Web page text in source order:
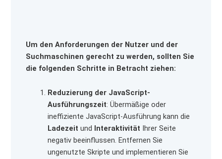
Um den Anforderungen der Nutzer und der
Suchmaschinen gerecht zu werden, sollten Sie
die folgenden Schritte in Betracht ziehen:
Reduzierung der JavaScript-
Ausführungszeit: Übermäßige oder
ineffiziente JavaScript-Ausführung kann die
Ladezeit und Interaktivität Ihrer Seite
negativ beeinflussen. Entfernen Sie
ungenutzte Skripte und implementieren Sie